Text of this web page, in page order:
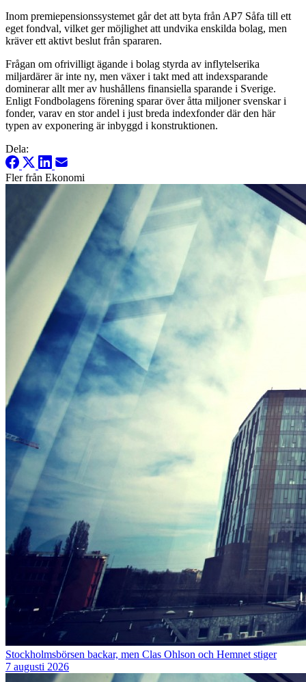
Inom premiepensionssystemet går det att byta från AP7 Såfa till ett
eget fondval, vilket ger möjlighet att undvika enskilda bolag, men
kräver ett aktivt beslut från spararen.
Frågan om ofrivilligt ägande i bolag styrda av inflytelserika
miljardärer är inte ny, men växer i takt med att indexsparande
dominerar allt mer av hushållens finansiella sparande i Sverige.
Enligt Fondbolagens förening sparar över åtta miljoner svenskar i
fonder, varav en stor andel i just breda indexfonder där den här
typen av exponering är inbyggd i konstruktionen.
Dela:
Fler från Ekonomi
Stockholmsbörsen backar, men Clas Ohlson och Hemnet stiger
7 augusti 2026